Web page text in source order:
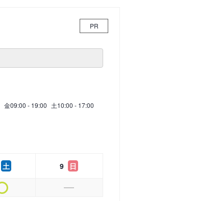
PR
金09:00 - 19:00 土10:00 - 17:00
土 9 日